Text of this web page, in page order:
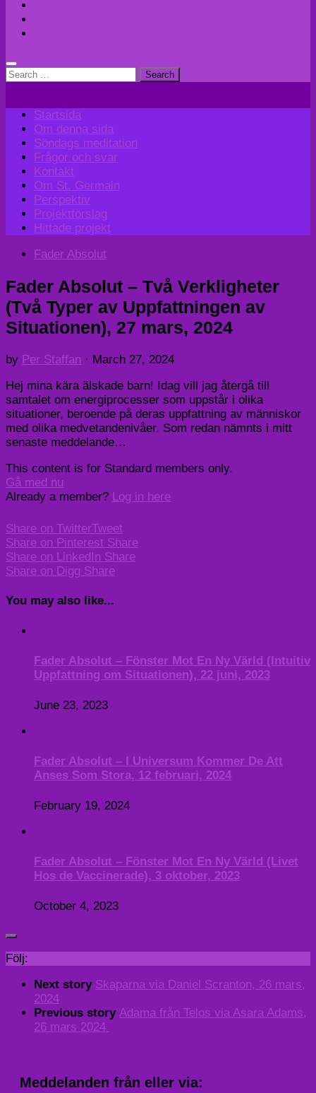
Search
Startsida
Om denna sida
Söndags meditation
Frågor och svar
Kontakt
Om St. Germain
Perspektiv
Projektförslag
Hittade projekt
Fader Absolut
Fader Absolut – Två Verkligheter
(Två Typer av Uppfattningen av
Situationen), 27 mars, 2024
by Per Staffan · March 27, 2024
Hej mina kära älskade barn! Idag vill jag återgå till
samtalet om energiprocesser som uppstår i olika
situationer, beroende på deras uppfattning av människor
med olika medvetandenivåer. Som redan nämnts i mitt
senaste meddelande…
This content is for Standard members only.
Gå med nu
Already a member? Log in here
Share on TwitterTweet
Share on Pinterest Share
Share on LinkedIn Share
Share on Digg Share
You may also like...
Fader Absolut – Fönster Mot En Ny Värld (Intuitiv
Uppfattning om Situationen), 22 juni, 2023
June 23, 2023
Fader Absolut – I Universum Kommer De Att
Anses Som Stora, 12 februari, 2024
February 19, 2024
Fader Absolut – Fönster Mot En Ny Värld (Livet
Hos de Vaccinerade), 3 oktober, 2023
October 4, 2023
Följ:
Next story Skaparna via Daniel Scranton, 26 mars,
2024
Previous story Adama från Telos via Asara Adams,
26 mars 2024
Meddelanden från eller via: